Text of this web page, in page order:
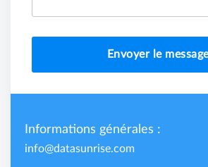
Envoyer le
Informations générales :
info@datasunrise.com